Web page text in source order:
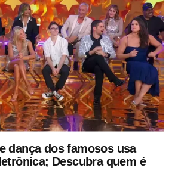
dança dos famosos usa
Descubra quem é